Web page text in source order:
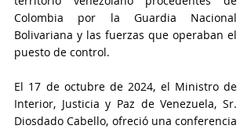
Colombia por la Guardia Nacional
Bolivariana y las fuerzas que operaban el
puesto de control.
El 17 de octubre de 2024, el Ministro de
Interior, Justicia y Paz de Venezuela, Sr.
Diosdado Cabello, ofreció una conferencia